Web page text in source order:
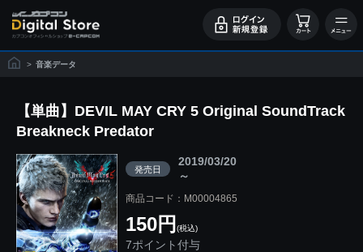
> 音楽データ
【単曲】DEVIL MAY CRY 5 Original SoundTrack
Breakneck Predator
発売日
2019/03/20
～
商品コード：M00004865
150円 (税込)
7ポイント付与